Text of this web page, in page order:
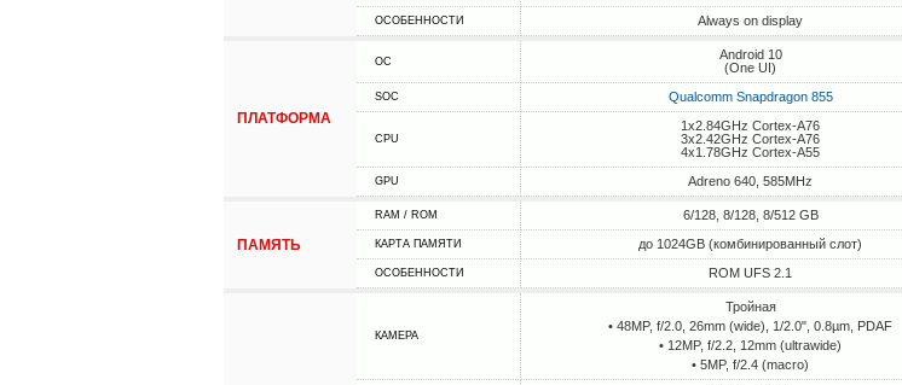
ОСОБЕННОСТИ Always on display
ПЛАТФОРМА
ОС
Android 10
(One UI)
SOC Qualcomm Snapdragon 855
CPU
1x2.84GHz Cortex-A76
3x2.42GHz Cortex-A76
4x1.78GHz Cortex-A55
GPU Adreno 640, 585MHz
ПАМЯТЬ
RAM / ROM 6/128, 8/128, 8/512 GB
КАРТА ПАМЯТИ до 1024GB (комбинированный слот)
ОСОБЕННОСТИ ROM UFS 2.1
КАМЕРА
Тройная
• 48MP, f/2.0, 26mm (wide), 1/2.0", 0.8µm, PDAF
• 12MP, f/2.2, 12mm (ultrawide)
• 5MP, f/2.4 (macro)